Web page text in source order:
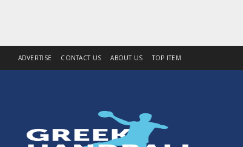
ADVERTISE CONTACT US ABOUT US TOP ITEM